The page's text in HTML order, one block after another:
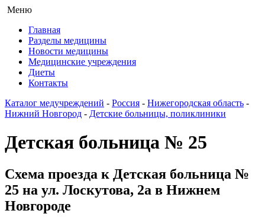
Меню
Главная
Разделы медицины
Новости медицины
Медицинские учреждения
Диеты
Контакты
Каталог медучреждений - Россия - Нижегородская область -
Нижний Новгород - Детские больницы, поликлиники
Детская больница № 25
Схема проезда к Детская больница №
25 на ул. Лоскутова, 2а в Нижнем
Новгороде